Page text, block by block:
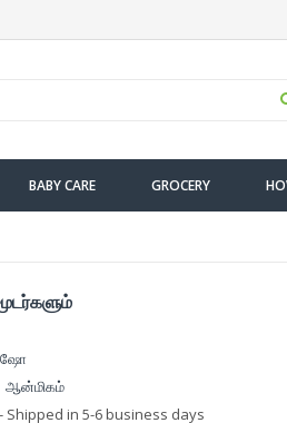
BABY CARE GROCERY
ஆன்மிகம்
Shipped in 5-6 business days